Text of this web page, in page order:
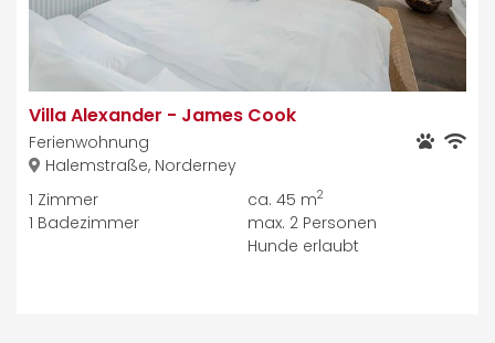
Villa Alexander - James Cook
Ferienwohnung
Halemstraße, Norderney
1 Zimmer
1 Badezimmer
ca. 45 m2
max. 2 Personen
Hunde erlaubt